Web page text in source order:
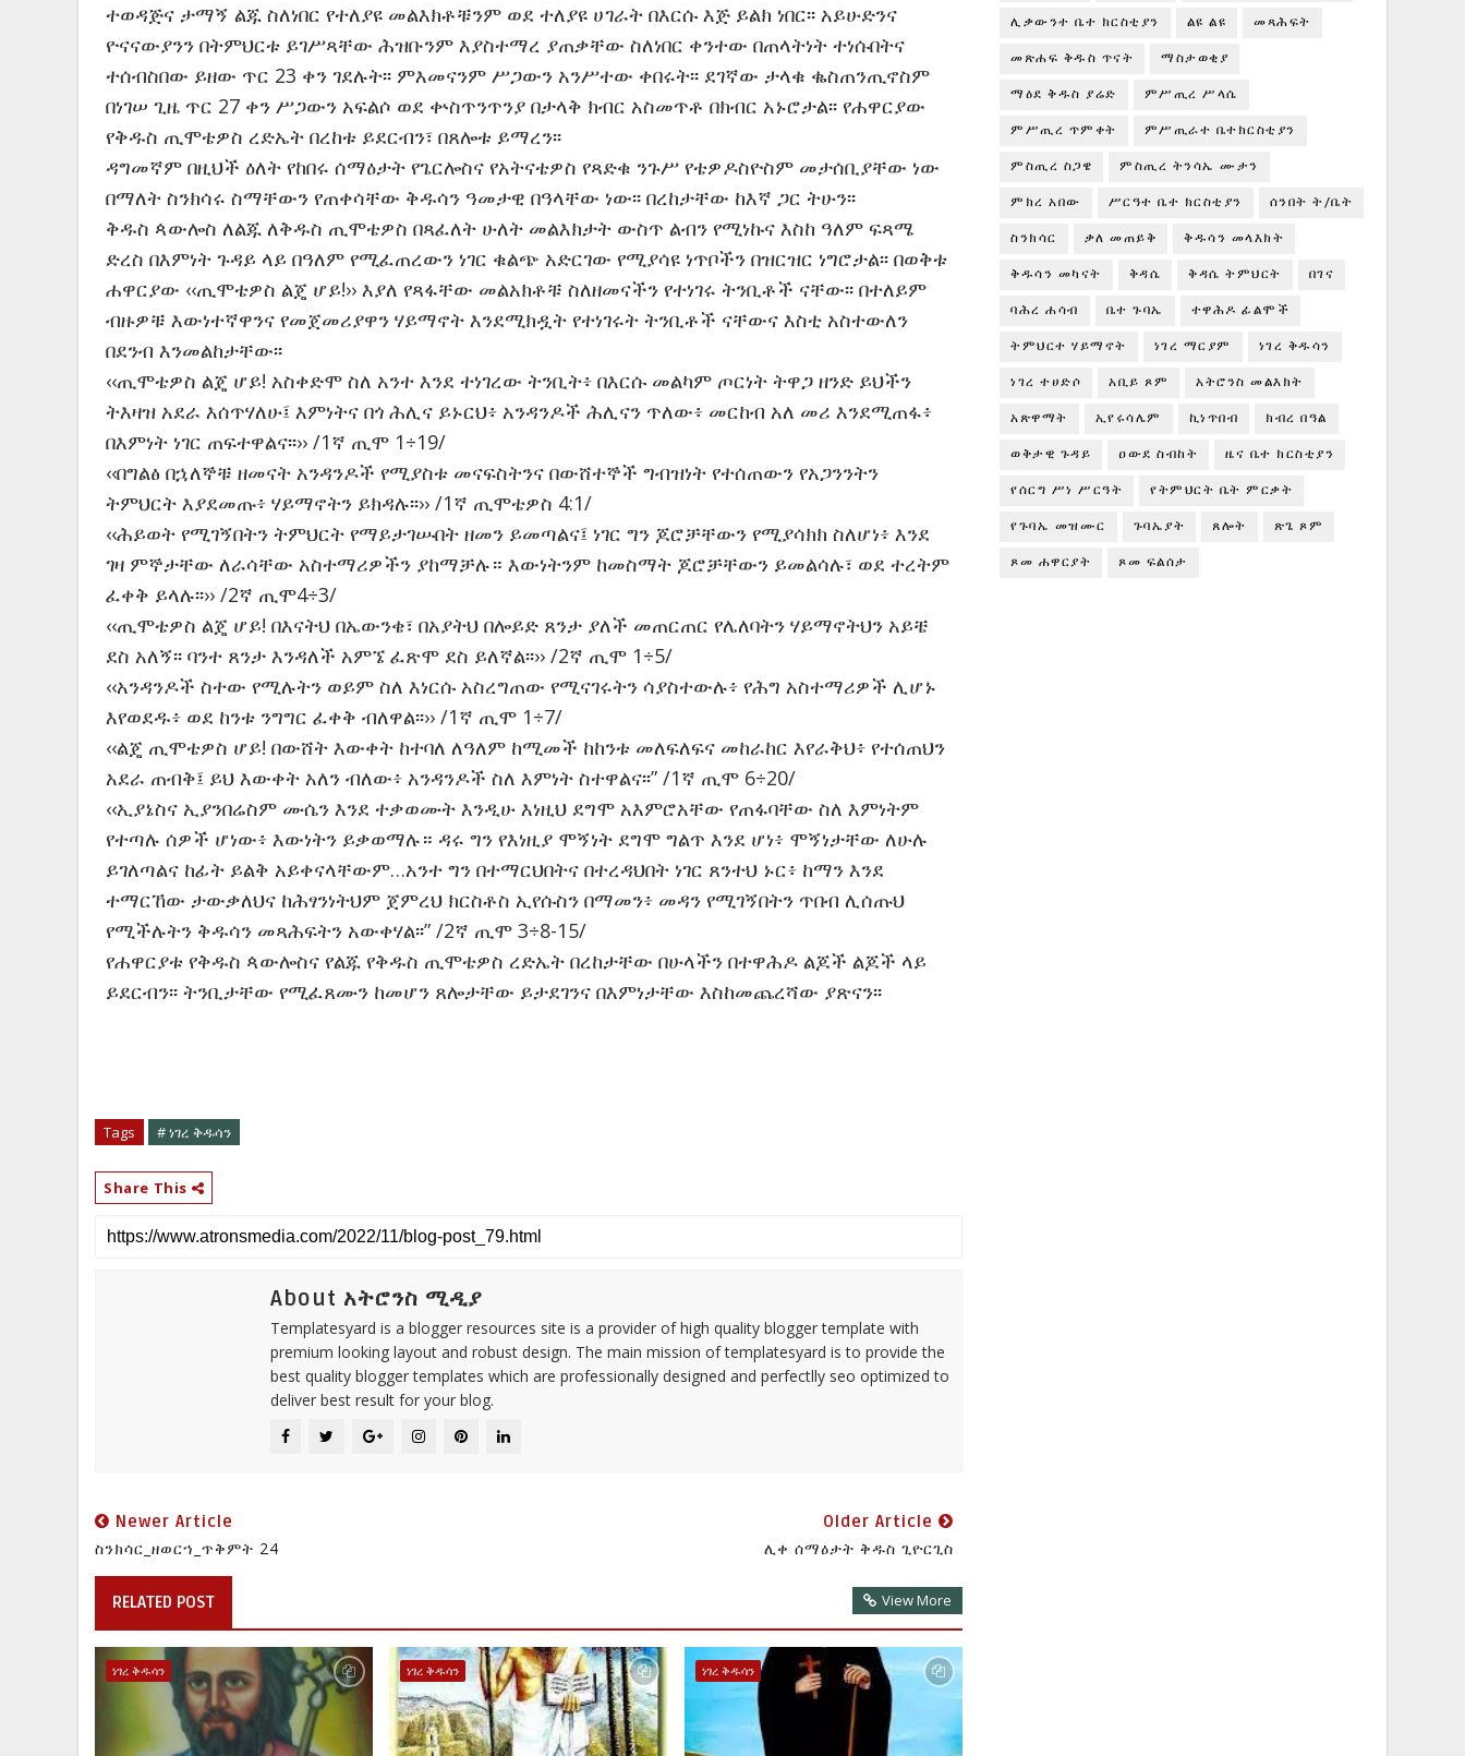
ተወዳጅና ታማኝ ልጁ ስለነበር የተለያዩ መልእክቶቹንም ወደ ተለያዩ ሀገራት በእርሱ እጅ ይልክ ነበር፡፡ አይሁድንና
ዮናናውያንን በትምህርቱ ይገሥጻቸው ሕዝቡንም እያስተማረ ያጠቃቸው ስለነበር ቀንተው በጠላትነት ተነሱበትና
ተሰብስበው ይዘው ጥር 23 ቀን ገደሉት፡፡ ምእመናንም ሥጋውን አንሥተው ቀበሩት፡፡ ደገኛው ታላቁ ቈስጠንጢኖስም
በነገሠ ጊዜ ጥር 27 ቀን ሥጋውን አፍልሶ ወደ ቍስጥንጥንያ በታላቅ ክብር አስመጥቶ በክብር አኑሮታል፡፡ የሐዋርያው
የቅዱስ ጢሞቴዎስ ረድኤት በረከቱ ይደርብን፣ በጸሎቱ ይማረን፡፡
ዳግመኛም በዚህች ዕለት የከበሩ ሰማዕታት የጌርሎስና የአትናቴዎስ የጻድቁ ንጉሥ የቴዎዶስዮስም መታሰቢያቸው ነው
በማለት ስንክሳሩ ስማቸውን የጠቀሳቸው ቅዱሳን ዓመታዊ በዓላቸው ነው፡፡ በረከታቸው ከእኛ ጋር ትሁን፡፡
ቅዱስ ጳውሎስ ለልጁ ለቅዱስ ጢሞቴዎስ በጻፈለት ሁለት መልእክታት ውስጥ ልብን የሚነኩና እስከ ዓለም ፍጻሜ
ድረስ በእምነት ጉዳይ ላይ በዓለም የሚፈጠረውን ነገር ቁልጭ አድርገው የሚያሳዩ ነጥቦችን በዝርዝር ነግሮታል፡፡ በወቅቱ
ሐዋርያው ‹‹ጢሞቴዎስ ልጄ ሆይ!›› እያለ የጻፋቸው መልአክቶቹ ስለዘመናችን የተነገሩ ትንቢቶች ናቸው፡፡ በተለይም
ብዙዎቹ እውነተኛዋንና የመጀመሪያዋን ሃይማኖት እንደሚክዷት የተነገሩት ትንቢቶች ናቸውና እስቲ አስተውለን
በደንብ እንመልከታቸው፡፡
‹‹ጢሞቴዎስ ልጄ ሆይ! አስቀድሞ ስለ አንተ እንደ ተነገረው ትንቢት፥ በእርሱ መልካም ጦርነት ትዋጋ ዘንድ ይህችን
ትእዛዝ አደራ እሰጥሃለሁ፤ እምነትና በጎ ሕሊና ይኑርህ፥ አንዳንዶች ሕሊናን ጥለው፥ መርከብ አለ መሪ እንደሚጠፋ፥
በእምነት ነገር ጠፍተዋልና፡፡›› /1ኛ ጢሞ 1÷19/
‹‹በግልፅ በኋለኞቹ ዘመናት አንዳንዶች የሚያስቱ መናፍስትንና በውሸተኞች ግብዝነት የተሰጠውን የአጋንንትን
ትምህርት እያደመጡ፥ ሃይማኖትን ይክዳሉ፡፡›› /1ኛ ጢሞቴዎስ 4:1/
‹‹ሕይወት የሚገኝበትን ትምህርት የማይታገሡበት ዘመን ይመጣልና፤ ነገር ግን ጆሮቻቸውን የሚያሳክክ ስለሆነ፥ እንደ
ገዛ ምኞታቸው ለራሳቸው አስተማሪዎችን ያከማቻሉ። እውነትንም ከመስማት ጆሮቻቸውን ይመልሳሉ፣ ወደ ተረትም
ፈቀቅ ይላሉ፡፡›› /2ኛ ጢሞ4÷3/
‹‹ጢሞቴዎስ ልጄ ሆይ! በእናትህ በኤውንቄ፣ በአያትህ በሎይድ ጸንታ ያለች መጠርጠር የሌለባትን ሃይማኖትህን አይቼ
ደስ አለኝ፡፡ ባንተ ጸንታ እንዳለች አምኜ ፈጽሞ ደስ ይለኛል፡፡›› /2ኛ ጢሞ 1÷5/
‹‹አንዳንዶች ስተው የሚሉትን ወይም ስለ እነርሱ አስረግጠው የሚናገሩትን ሳያስተውሉ፥ የሕግ አስተማሪዎች ሊሆኑ
እየወደዱ፥ ወደ ከንቱ ንግግር ፈቀቅ ብለዋል፡፡›› /1ኛ ጢሞ 1÷7/
‹‹ልጄ ጢሞቴዎስ ሆይ! በውሸት እውቀት ከተባለ ለዓለም ከሚመች ከከንቱ መለፍለፍና መከራከር እየራቅህ፥ የተሰጠህን
አደራ ጠብቅ፤ ይህ እውቀት አለን ብለው፥ አንዳንዶች ስለ እምነት ስተዋልና፡፡” /1ኛ ጢሞ 6÷20/
‹‹ኢያኔስና ኢያንበሬስም ሙሴን እንደ ተቃወሙት እንዲሁ እነዚህ ደግሞ አእምሮአቸው የጠፋባቸው ስለ እምነትም
የተጣሉ ሰዎች ሆነው፥ እውነትን ይቃወማሉ። ዳሩ ግን የእነዚያ ሞኝነት ደግሞ ግልጥ እንደ ሆነ፥ ሞኝነታቸው ለሁሉ
ይገለጣልና ከፊት ይልቅ አይቀናላቸውም…አንተ ግን በተማርህበትና በተረዳህበት ነገር ጸንተህ ኑር፥ ከማን እንደ
ተማርኸው ታውቃለህና ከሕፃንነትህም ጀምረህ ክርስቶስ ኢየሱስን በማመን፥ መዳን የሚገኝበትን ጥበብ ሊሰጡህ
የሚችሉትን ቅዱሳን መጻሕፍትን አውቀሃል፡፡” /2ኛ ጢሞ 3÷8-15/
የሐዋርያቱ የቅዱስ ጳውሎስና የልጁ የቅዱስ ጢሞቴዎስ ረድኤት በረከታቸው በሁላችን በተዋሕዶ ልጆች ልጆች ላይ
ይደርብን፡፡ ትንቢታቸው የሚፈጸሙን ከመሆን ጸሎታቸው ይታደገንና በእምነታቸው እስከመጨረሻው ያጽናን፡፡
Tags # ነገረ ቅዱሳን
Share This
About አትሮንስ ሚዲያ
Templatesyard is a blogger resources site is a provider of high quality blogger template with
premium looking layout and robust design. The main mission of templatesyard is to provide the
best quality blogger templates which are professionally designed and perfectlly seo optimized to
deliver best result for your blog.
Newer Article
ስንክሳር_ዘወርኀ_ጥቅምት 24
Older Article
ሊቀ ሰማዕታት ቅዱስ ጊዮርጊስ
RELATED POST View More
ነገረ ቅዱሳን ነገረ ቅዱሳን ነገረ ቅዱሳን
ሊቃውንተ ቤተ ክርስቲያን ልዩ ልዩ መጻሕፍት
መጽሐፍ ቅዱስ ጥናት ማስታወቂያ
ማዕደ ቅዱስ ያሬድ ምሥጢረ ሥላሴ
ምሥጢረ ጥምቀት ምሥጢራተ ቤተክርስቲያን
ምስጢረ ስጋዌ ምስጢረ ትንሳኤ ሙታን
ምክረ አበው ሥርዓተ ቤተ ክርስቲያን ሰንበት ት/ቤት
ስንክሳር ቃለ መጠይቅ ቅዱሳን መላእክት
ቅዱሳን መካናት ቅዳሴ ቅዳሴ ትምህርት በገና
ባሕረ ሐሳብ ቤተ ጉባኤ ተዋሕዶ ፊልሞች
ትምህርተ ሃይማኖት ነገረ ማርያም ነገረ ቅዱሳን
ነገረ ተሀድሶ አቢይ ጾም አትሮንስ መልእክት
አጽዋማት ኢየሩሳሌም ኪነጥበብ ክብረ በዓል
ወቅታዊ ጉዳይ ዐውደ ስብከት ዜና ቤተ ክርስቲያን
የሰርግ ሥነ ሥርዓት የትምህርት ቤት ምርቃት
የጉባኤ መዝሙር ጉባኤያት ጸሎት ጽጌ ጾም
ጾመ ሐዋርያት ጾመ ፍልሰታ